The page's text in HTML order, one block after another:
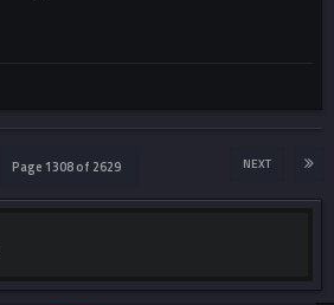
NEXT
Page 1308 of 2629